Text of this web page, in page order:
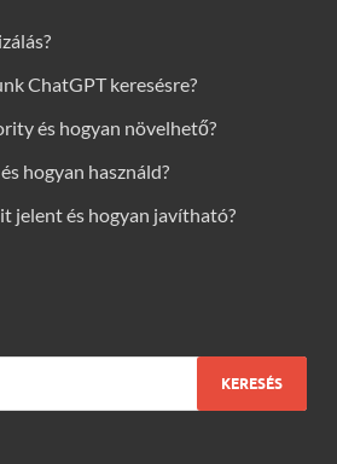
ChatGPT keresésre?
és hogyan növelhető?
hogyan használd?
jelent és hogyan javítható?